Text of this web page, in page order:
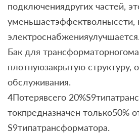
подключениядругих частей,
уменьшаетэффектволнысети,
электроснабженияулучшается.
Бак для
плотнуюзакрытую структуру,
обслуживания.
4Потерявсего
токпредназначен только50%
S9типатрансформатора.